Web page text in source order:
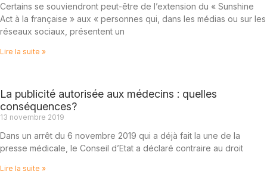
Certains se souviendront peut-être de l’extension du « Sunshine
Act à la française » aux « personnes qui, dans les médias ou sur les
réseaux sociaux, présentent un
Lire la suite »
La publicité autorisée aux médecins : quelles
conséquences?
13 novembre 2019
Dans un arrêt du 6 novembre 2019 qui a déjà fait la une de la
presse médicale, le Conseil d’Etat a déclaré contraire au droit
Lire la suite »